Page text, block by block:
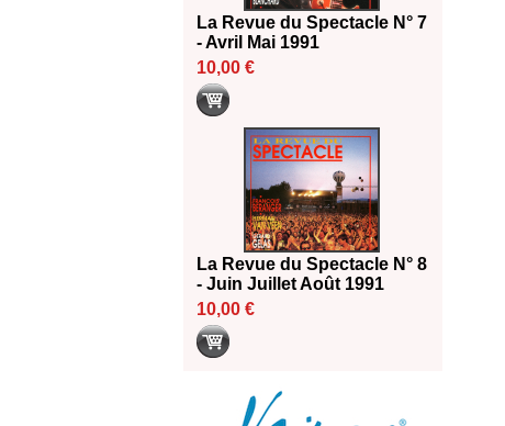
La Revue du Spectacle N° 7
- Avril Mai 1991
10,00 €
La Revue du Spectacle N° 8
- Juin Juillet Août 1991
10,00 €